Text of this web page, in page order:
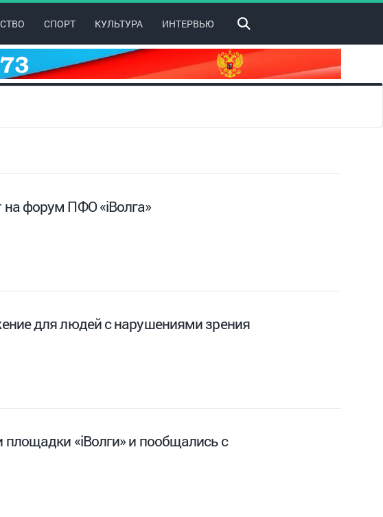
СПОРТ КУЛЬТУРА ИНТЕРВЬЮ
форум ПФО «iВолга»
для людей с нарушениями зрения
«iВолги» и пообщались с